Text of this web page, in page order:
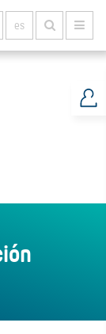
es